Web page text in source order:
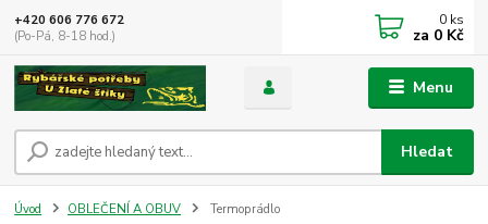
Menu
Hledat
+420 606 776 672
(Po-Pá, 8-18 hod.)
0 ks
za 0 Kč
Úvod OBLEČENÍ A OBUV Termoprádlo